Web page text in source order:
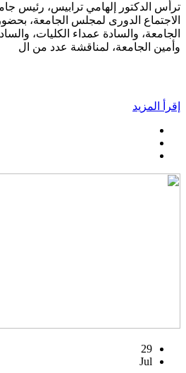
ترأس الدكتور إلهامي ترابيس، رئيس
الاجتماع الدورى لمجلس الجامعة،
الجامعة، والسادة عمداء الكليات،
وأمين الجامعة، لمناقشة عدد من ال
إقرأ المزيد
29
Jul